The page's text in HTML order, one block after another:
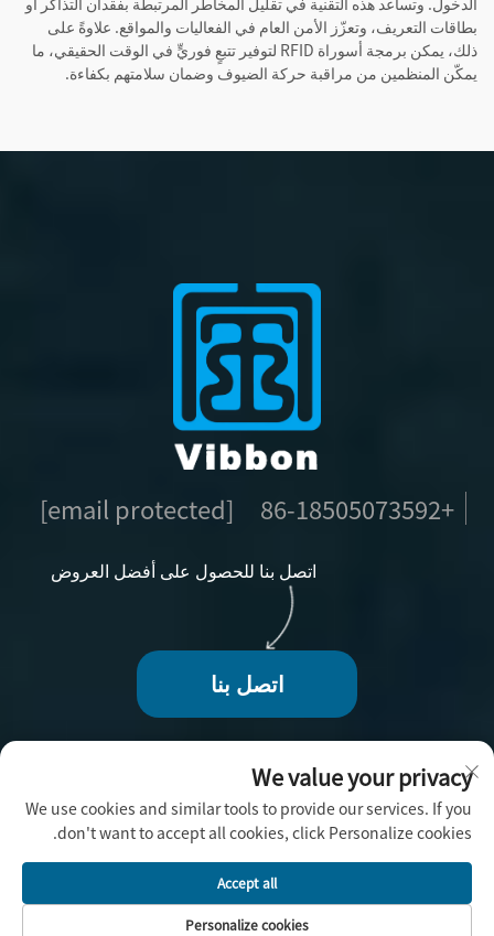
بطاقات التعريف، وتعزّز الأمن العام في الفعاليات والمواقع. علاوةً على
ذلك، يمكن برمجة أسوراة RFID لتوفير تتبعٍ فوريٍّ في الوقت الحقيقي، ما
يمكّن المنظمين من مراقبة حركة الضيوف وضمان سلامتهم بكفاءة.
+86-18505073592
[email protected]
اتصل بنا للحصول على أفضل العروض
اتصل بنا
حقوق الطبع والنشر © 2025 بواسطة فوجو فيبون للحرف
اليدوية المحدودة -سياسة الخصوصية
We value your privacy
We use cookies and similar tools to provide our services. If you
don't want to accept all cookies, click Personalize cookies.
Personalize cookies
Accept all